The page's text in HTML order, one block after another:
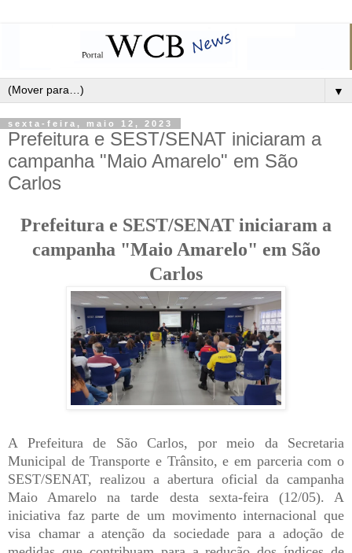
▼
sexta-feira, maio 12, 2023
Prefeitura e SEST/SENAT iniciaram a
campanha "Maio Amarelo" em São
Carlos
Prefeitura e SEST/SENAT iniciaram a
campanha "Maio Amarelo" em São
Carlos
A Prefeitura de São Carlos, por meio da Secretaria
Municipal de Transporte e Trânsito, e em parceria com o
SEST/SENAT, realizou a abertura oficial da campanha
Maio Amarelo na tarde desta sexta-feira (12/05). A
iniciativa faz parte de um movimento internacional que
visa chamar a atenção da sociedade para a adoção de